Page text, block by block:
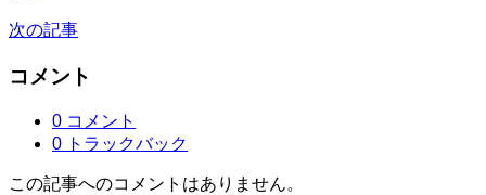
次の記事
コメント
0 コメント
0 トラックバック
この記事へのコメントはありません。